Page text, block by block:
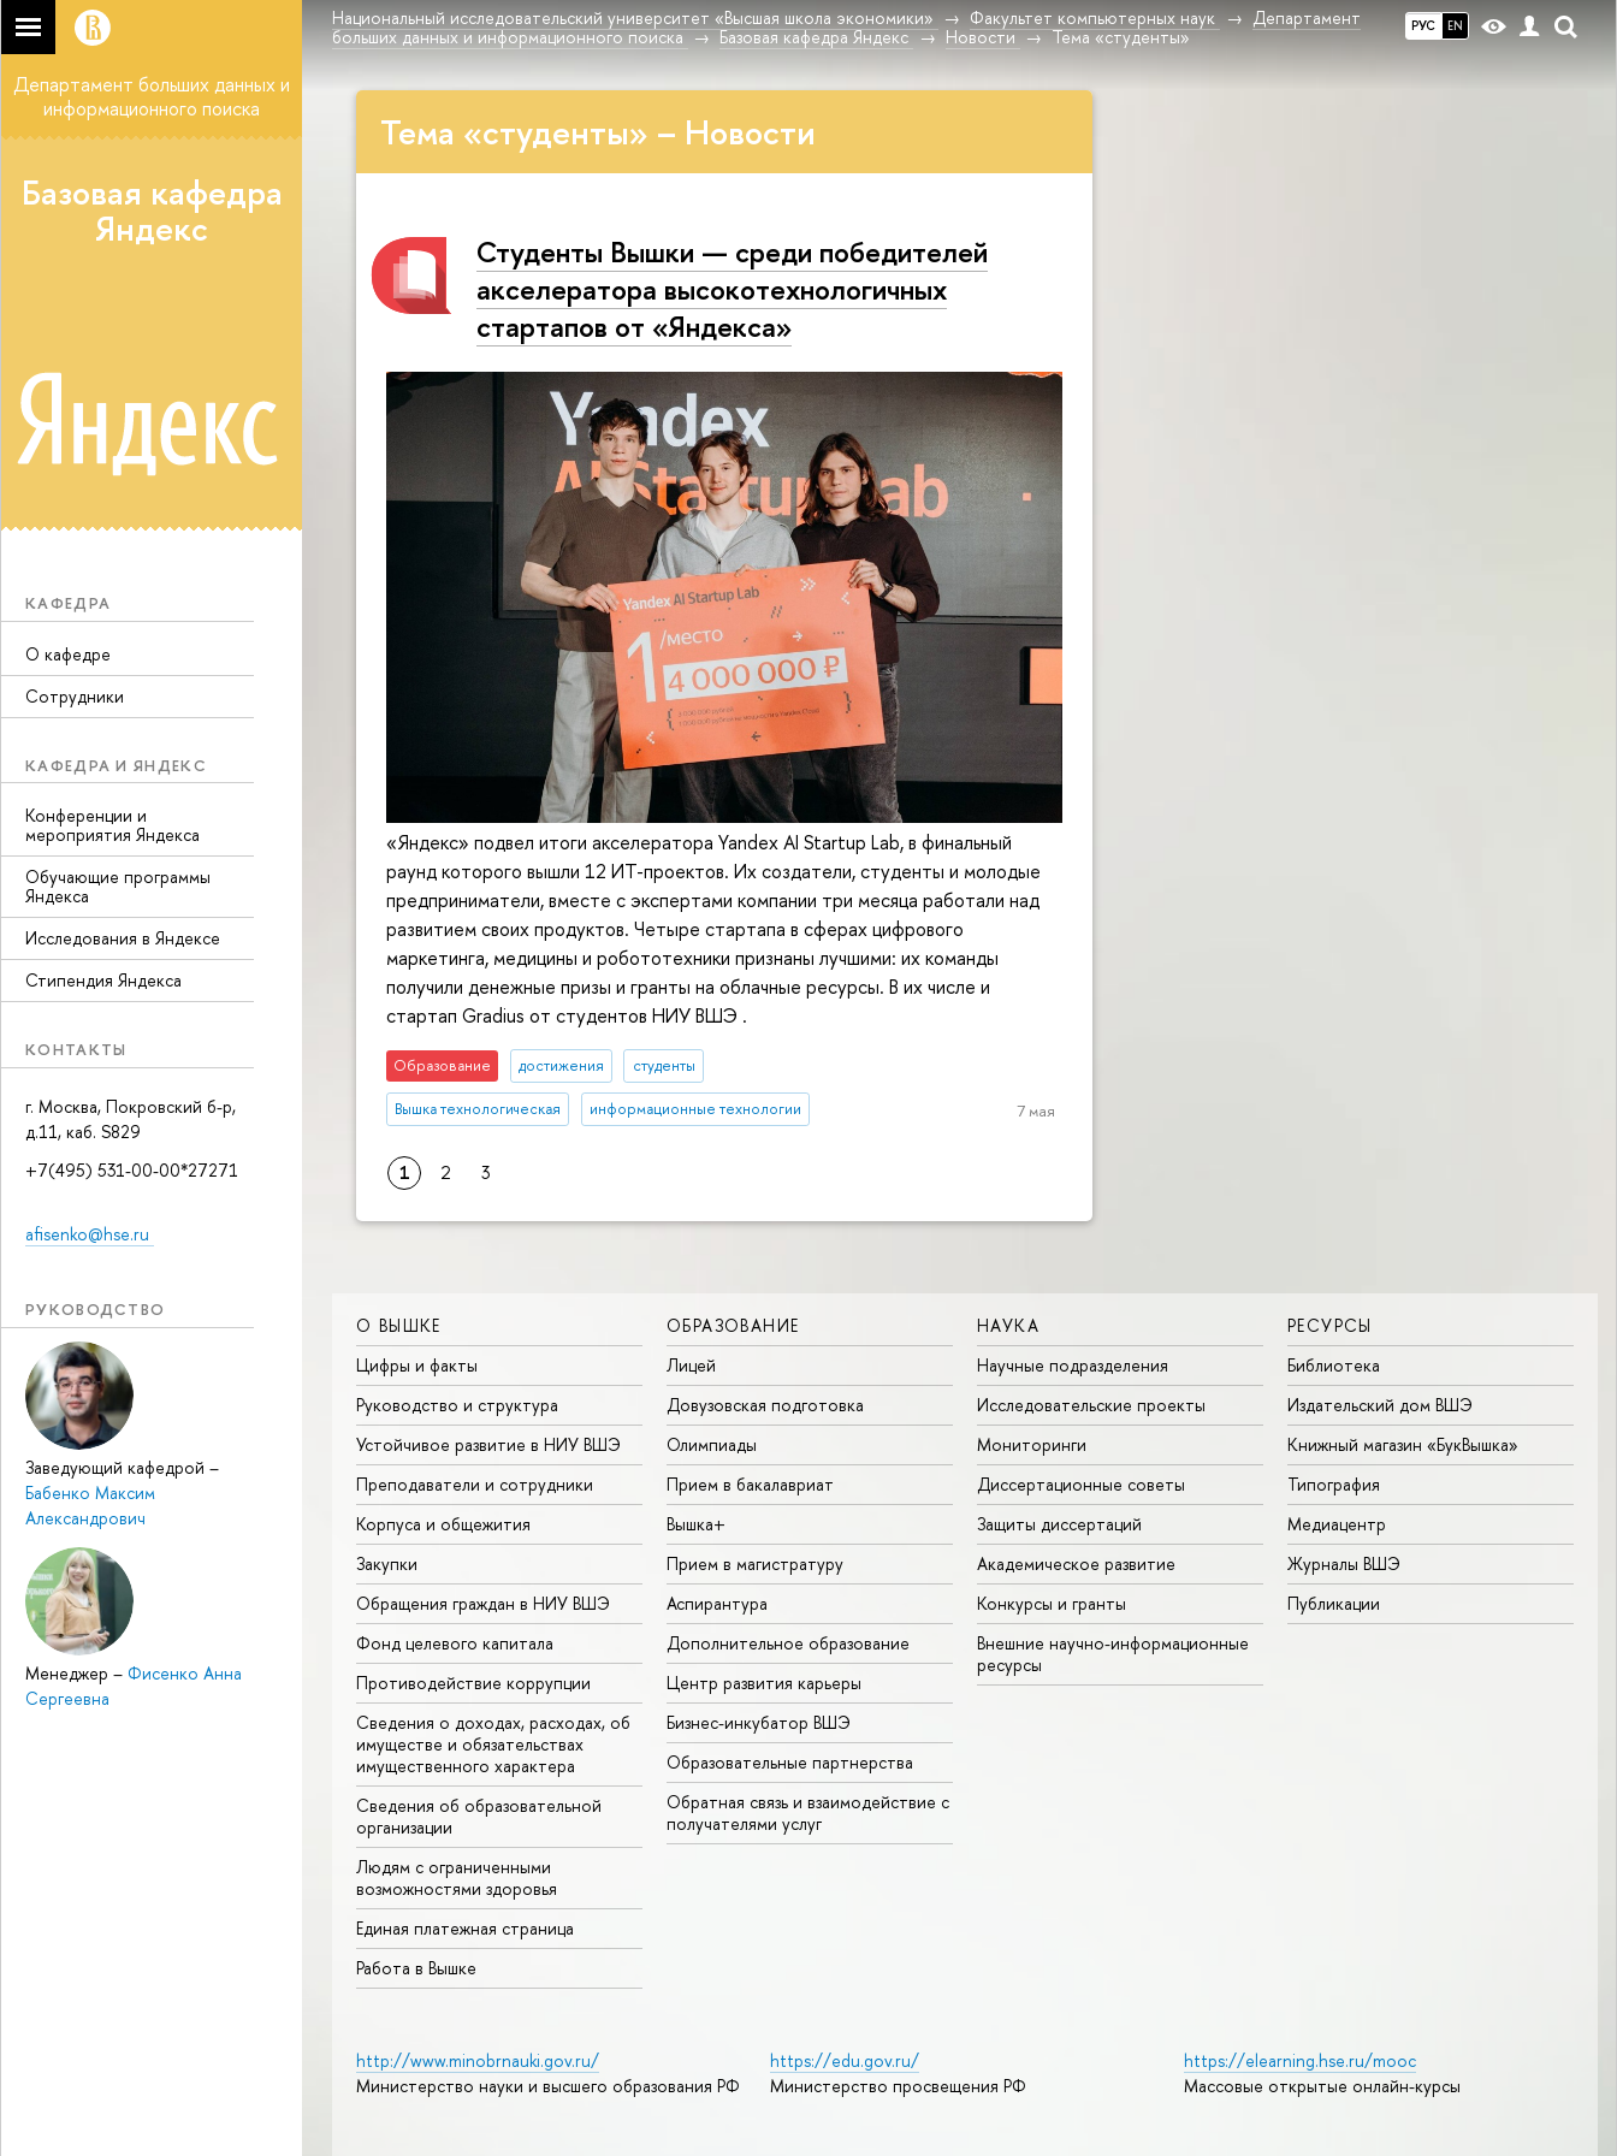
РУС EN
Национальный исследовательский университет «Высшая школа экономики» Факультет компьютерных наук
Департамент
больших данных и информационного поиска
Базовая кафедра Яндекс Новости Тема «студенты»
Департамент больших данных и
информационного поиска
Базовая кафедра
Яндекс
КАФЕДРА
О кафедре
Сотрудники
КАФЕДРА И ЯНДЕКС
Конференции и
мероприятия Яндекса
Обучающие программы
Яндекса
Исследования в Яндексе
Стипендия Яндекса
КОНТАКТЫ
г. Москва, Покровский б-р,
д.11, каб. S829
+7(495) 531-00-00*27271
afisenko@hse.ru
РУКОВОДСТВО
Заведующий кафедрой –
Бабенко Максим
Александрович
Менеджер – Фисенко Анна
Сергеевна
Тема «студенты» – Новости
Студенты Вышки — среди победителей
акселератора высокотехнологичных
стартапов от «Яндекса»
«Яндекс» подвел итоги акселератора Yandex AI Startup Lab, в финальный
раунд которого вышли 12 ИТ-проектов. Их создатели, студенты и молодые
предприниматели, вместе с экспертами компании три месяца работали над
развитием своих продуктов. Четыре стартапа в сферах цифрового
маркетинга, медицины и робототехники признаны лучшими: их команды
получили денежные призы и гранты на облачные ресурсы. В их числе и
стартап Gradius от студентов НИУ ВШЭ .
Образование достижения студенты
Вышка технологическая информационные технологии 7 мая
1 2 3
О ВЫШКЕ
Цифры и факты
Руководство и структура
Устойчивое развитие в НИУ ВШЭ
Преподаватели и сотрудники
Корпуса и общежития
Закупки
Обращения граждан в НИУ ВШЭ
Фонд целевого капитала
Противодействие коррупции
Сведения о доходах, расходах, об
имуществе и обязательствах
имущественного характера
Сведения об образовательной
организации
Людям с ограниченными
возможностями здоровья
Единая платежная страница
Работа в Вышке
ОБРАЗОВАНИЕ
Лицей
Довузовская подготовка
Олимпиады
Прием в бакалавриат
Вышка+
Прием в магистратуру
Аспирантура
Дополнительное образование
Центр развития карьеры
Бизнес-инкубатор ВШЭ
Образовательные партнерства
Обратная связь и взаимодействие с
получателями услуг
НАУКА
Научные подразделения
Исследовательские проекты
Мониторинги
Диссертационные советы
Защиты диссертаций
Академическое развитие
Конкурсы и гранты
Внешние научно-информационные
ресурсы
РЕСУРСЫ
Библиотека
Издательский дом ВШЭ
Книжный магазин «БукВышка»
Типография
Медиацентр
Журналы ВШЭ
Публикации
http://www.minobrnauki.gov.ru/
Министерство науки и высшего образования РФ
https://edu.gov.ru/
Министерство просвещения РФ
https://elearning.hse.ru/mooc
Массовые открытые онлайн-курсы